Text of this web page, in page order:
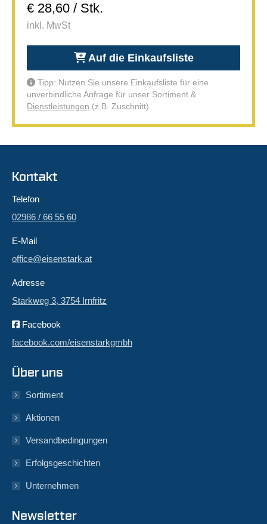
€ 28,60 / Stk.
inkl. MwSt
Auf die Einkaufsliste
Tipp: Nutzen Sie unsere Einkaufsliste für eine
unverbindliche Anfrage für unser Sortiment &
Dienstleistungen (z.B. Zuschnitt).
Kontakt
Telefon
02986 / 66 55 60
E-Mail
office@eisenstark.at
Adresse
Starkweg 3, 3754 Irnfritz
Facebook
facebook.com/eisenstarkgmbh
Über uns
Sortiment
Aktionen
Versandbedingungen
Erfolgsgeschichten
Unternehmen
Newsletter